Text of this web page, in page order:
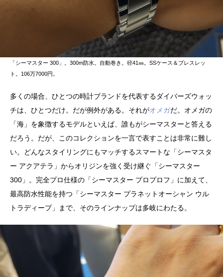
「シーマスター 300」。300m防水。自動巻き。径41㎜。SSケース＆ブレスレッ
ト。106万7000円。
多くの場合、ひとつの時計ブランドを代表するダイバーズウォッ
チは、ひとつだけ。だが例外がある。それがオメガだ。オメガの
「海」を象徴するモデルといえば、誰もがシーマスターと答える
だろう。だが、このコレクションを一言で表すことは非常に難し
い。どんなスタイリングにもマッチするスマートな「シーマスタ
ー アクアテラ」からオリジンを強く受け継ぐ「シーマスター
300」。完全プロ仕様の「シーマスター プロプロフ」に加えて、
最高防水性能を持つ「シーマスター プラネットオーシャン ウル
トラディープ」まで、そのラインナップは多岐にわたる。